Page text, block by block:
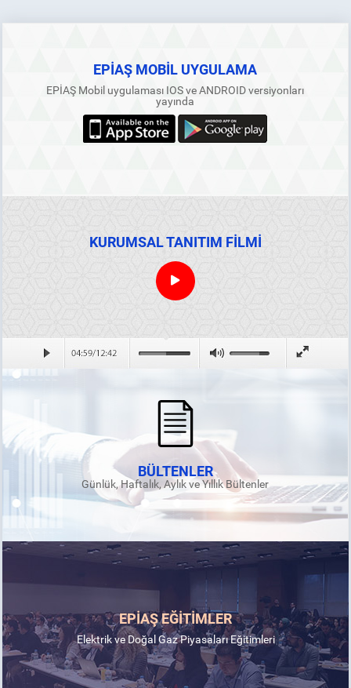
EPİAŞ MOBİL UYGULAMA
EPİAŞ Mobil uygulaması IOS ve ANDROID versiyonları
yayında
KURUMSAL TANITIM FİLMİ
BÜLTENLER
Günlük, Haftalık, Aylık ve Yıllık Bültenler
EPİAŞ EĞİTİMLER
Elektrik ve Doğal Gaz Piyasaları Eğitimleri